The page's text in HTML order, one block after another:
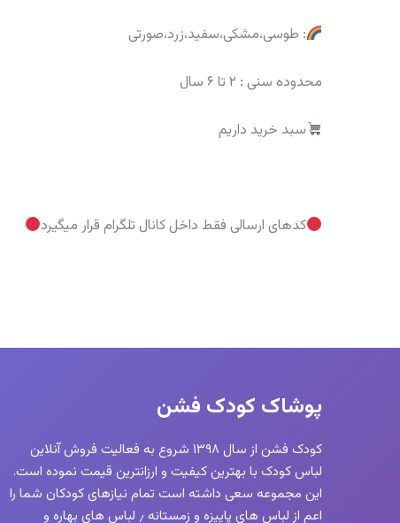
: طوسی،مشکی،سفید،زرد،صورتی
محدوده سنی : ۲ تا ۶ سال
سبد خرید داریم
کدهای ارسالی فقط داخل کانال تلگرام قرار میگیرد
پوشاک کودک فشن
کودک فشن از سال ۱۳۹۸ شروع به فعالیت فروش آنلاین
لباس کودک با بهترین کیفیت و ارزانترین قیمت نموده است.
این مجموعه سعی داشته است تمام نیازهای کودکان شما را
اعم از لباس های پاییزه و زمستانه ٫ لباس های بهاره و